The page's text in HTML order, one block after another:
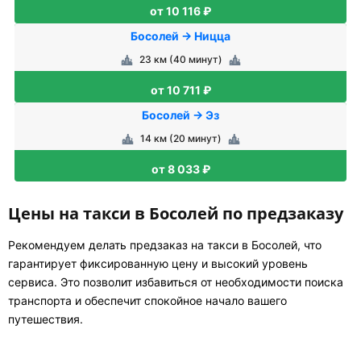
от 10 116 ₽
Босолей → Ницца
23 км (40 минут)
от 10 711 ₽
Босолей → Эз
14 км (20 минут)
от 8 033 ₽
Цены на такси в Босолей по предзаказу
Рекомендуем делать предзаказ на такси в Босолей, что
гарантирует фиксированную цену и высокий уровень
сервиса. Это позволит избавиться от необходимости поиска
транспорта и обеспечит спокойное начало вашего
путешествия.